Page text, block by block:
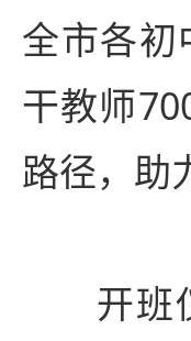
全市各
干教师
路径，助
开班